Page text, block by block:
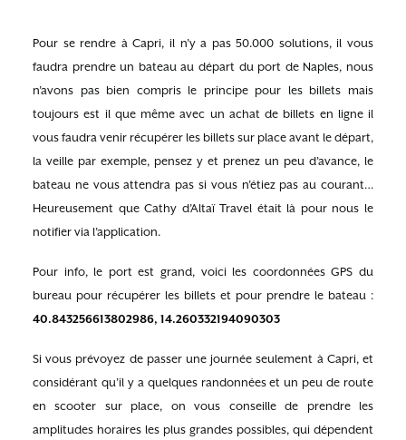
Pour se rendre à Capri, il n’y a pas 50.000 solutions, il vous
faudra prendre un bateau au départ du port de Naples, nous
n’avons pas bien compris le principe pour les billets mais
toujours est il que même avec un achat de billets en ligne il
vous faudra venir récupérer les billets sur place avant le départ,
la veille par exemple, pensez y et prenez un peu d’avance, le
bateau ne vous attendra pas si vous n’étiez pas au courant…
Heureusement que Cathy d’Altaï Travel était là pour nous le
notifier via l’application.
Pour info, le port est grand, voici les coordonnées GPS du
bureau pour récupérer les billets et pour prendre le bateau :
40.843256613802986, 14.260332194090303
Si vous prévoyez de passer une journée seulement à Capri, et
considérant qu’il y a quelques randonnées et un peu de route
en scooter sur place, on vous conseille de prendre les
amplitudes horaires les plus grandes possibles, qui dépendent